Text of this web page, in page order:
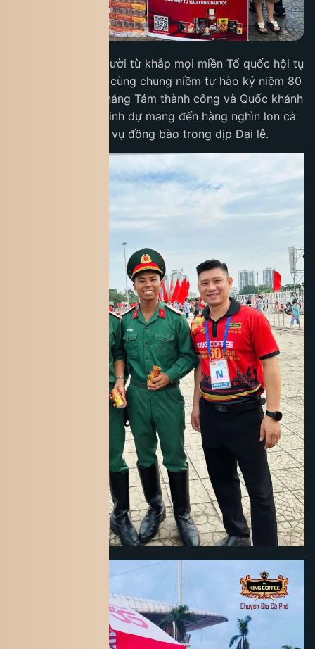
Hòa cùng dòng người từ khắp mọi miền Tổ quốc hội tụ
về Thủ đô Hà Nội, cùng chung niềm tự hào kỷ niệm 80
năm Cách mạng tháng Tám thành công và Quốc khánh
2/9, King Coffee vinh dự mang đến hàng nghìn lon cà
phê miễn phí phục vụ đồng bào trong dịp Đại lễ.